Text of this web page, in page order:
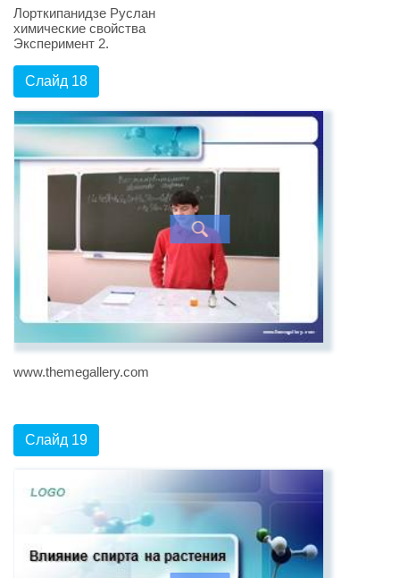
Лорткипанидзе Руслан
химические свойства
Эксперимент 2.
Слайд 18
www.themegallery.com
Слайд 19